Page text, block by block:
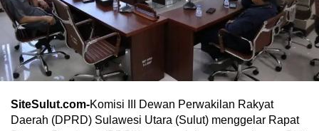
SiteSulut.com-Komisi III Dewan Perwakilan Rakyat
Daerah (DPRD) Sulawesi Utara (Sulut) menggelar Rapat